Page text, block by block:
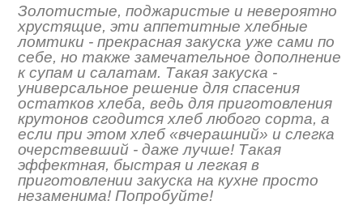
Золотистые, поджаристые и невероятно
хрустящие, эти аппетитные хлебные
ломтики - прекрасная закуска уже сами по
себе, но также замечательное дополнение
к супам и салатам. Такая закуска -
универсальное решение для спасения
остатков хлеба, ведь для приготовления
крутонов сгодится хлеб любого сорта, а
если при этом хлеб «вчерашний» и слегка
очерствевший - даже лучше! Такая
эффектная, быстрая и легкая в
приготовлении закуска на кухне просто
незаменима! Попробуйте!